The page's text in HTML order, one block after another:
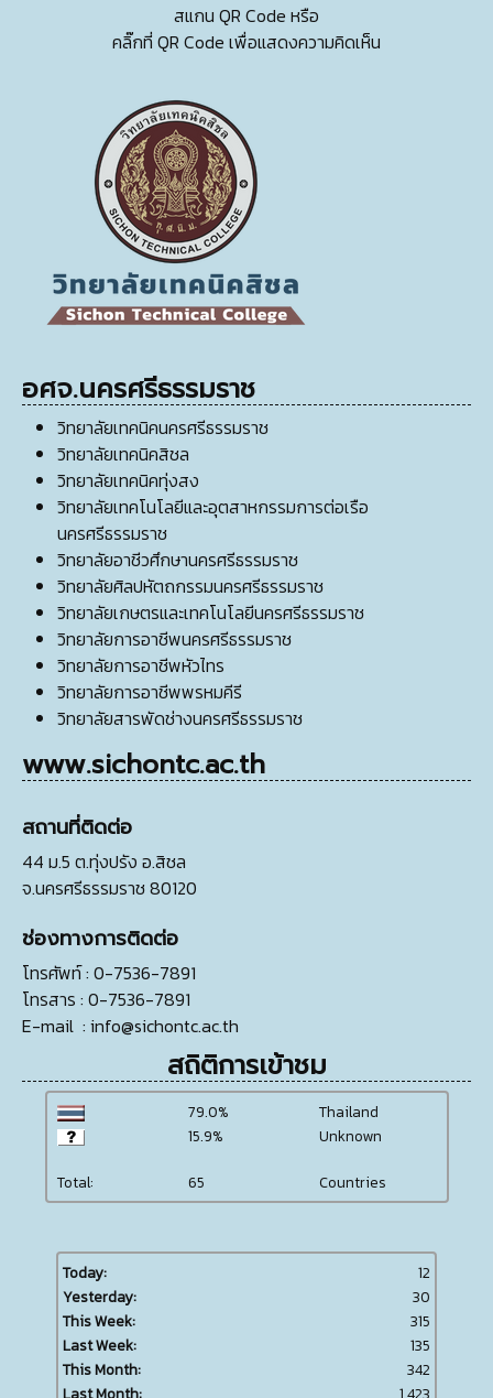
สแกน QR Code หรือ
คลิ๊กที่ QR Code เพื่อแสดงความคิดเห็น
อศจ.นครศรีธรรมราช
วิทยาลัยเทคนิคนครศรีธรรมราช
วิทยาลัยเทคนิคสิชล
วิทยาลัยเทคนิคทุ่งสง
วิทยาลัยเทคโนโลยีและอุตสาหกรรมการต่อเรือ
นครศรีธรรมราช
วิทยาลัยอาชีวศึกษานครศรีธรรมราช
วิทยาลัยศิลปหัตถกรรมนครศรีธรรมราช
วิทยาลัยเกษตรและเทคโนโลยีนครศรีธรรมราช
วิทยาลัยการอาชีพนครศรีธรรมราช
วิทยาลัยการอาชีพหัวไทร
วิทยาลัยการอาชีพพรหมคีรี
วิทยาลัยสารพัดช่างนครศรีธรรมราช
www.sichontc.ac.th
สถานที่ติดต่อ
44 ม.5 ต.ทุ่งปรัง อ.สิชล
จ.นครศรีธรรมราช 80120
ช่องทางการติดต่อ
โทรศัพท์: 0-7536-7891
โทรสาร : 0-7536-7891
E-mail : info@sichontc.ac.th
สถิติการเข้าชม
79.0%
Thailand
15.9%
Unknown
Total: 65 Countries
Today:
12
Yesterday:
30
This Week:
315
Last Week:
135
This Month:
342
Last Month:
1,423